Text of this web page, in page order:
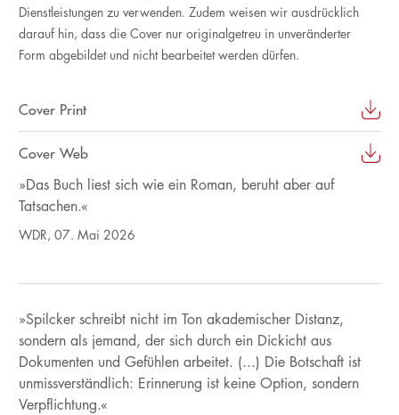
Dienstleistungen zu verwenden. Zudem weisen wir ausdrücklich
darauf hin, dass die Cover nur originalgetreu in unveränderter
Form abgebildet und nicht bearbeitet werden dürfen.
Cover Print
Cover Web
»Das Buch liest sich wie ein Roman, beruht aber auf
Tatsachen.«
WDR, 07. Mai 2026
»Spilcker schreibt nicht im Ton akademischer Distanz,
sondern als jemand, der sich durch ein Dickicht aus
Dokumenten und Gefühlen arbeitet. (...) Die Botschaft ist
unmissverständlich: Erinnerung ist keine Option, sondern
Verpflichtung.«